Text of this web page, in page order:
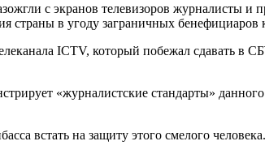
с экранов телевизоров журналисты
страны в угоду заграничных бенефициаров
ICTV, который побежал сдавать в
«журналистские стандарты»
встать на защиту этого смелого человека.